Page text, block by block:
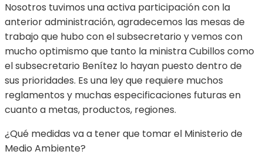
Nosotros tuvimos una activa participación con la
anterior administración, agradecemos las mesas de
trabajo que hubo con el subsecretario y vemos con
mucho optimismo que tanto la ministra Cubillos como
el subsecretario Benítez lo hayan puesto dentro de
sus prioridades. Es una ley que requiere muchos
reglamentos y muchas especificaciones futuras en
cuanto a metas, productos, regiones.
¿Qué medidas va a tener que tomar el Ministerio de
Medio Ambiente?